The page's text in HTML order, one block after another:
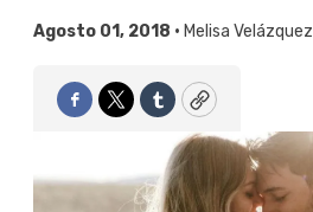
Agosto 01, 2018 • Melisa Velázquez
Facebook
TwitterTumblrCopy